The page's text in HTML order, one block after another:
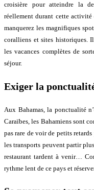
croisière pour atteindre la
réellement durant cette activité
manquerez les magnifiques
coralliens et sites historiques.
les vacances complètes de
séjour.
Exiger la
Aux Bahamas, la ponctualité
Caraïbes, les Bahamiens sont
pas rare de voir de petits
les transports peuvent partir
restaurant tardent à venir…
rythme lent de ce pays et